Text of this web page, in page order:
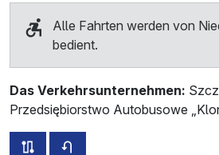
Alle Fahrten werden von
bedient.
Das Verkehrsunternehmen:
Przedsiębiorstwo Autobusowe
alle Strecken dieser Linie